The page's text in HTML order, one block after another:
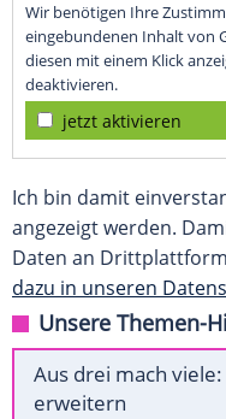
Wir benötigen Ihre
eingebundenen Inhalt von
diesen mit einem Klick
deaktivieren.
jetzt aktivieren
Ich bin damit
angezeigt werden.
Daten an
dazu in unseren
Unsere Themen-
Aus drei mach
erweitern